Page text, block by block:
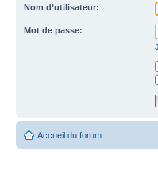
Nom d’utilisateur:
Mot de passe:
Accueil du forum